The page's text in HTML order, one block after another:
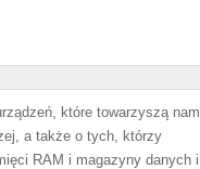
które towarzyszą nam
a także o tych, którzy
RAM i magazyny danych i